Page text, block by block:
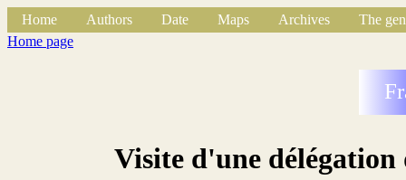
Home Authors Date Maps Archives
The
Home page
Visite d'une